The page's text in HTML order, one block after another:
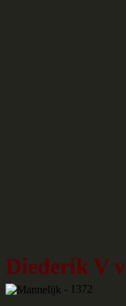
Diederik V
- 1372